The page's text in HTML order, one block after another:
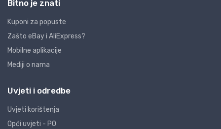
Bitno je znati
Kuponi za popuste
Zašto eBay i AliExpress?
Mobilne aplikacije
Mediji o nama
Uvjeti i odredbe
Uvjeti korištenja
Opći uvjeti - PO